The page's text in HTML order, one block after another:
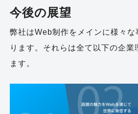
今後の展望
弊社はWeb制作をメインに様々な
ります。それらは全て以下の企業
ます。